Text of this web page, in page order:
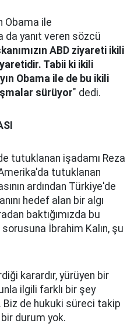
Obama ile
da yanıt veren sözcü
ABD ziyareti ikili
Tabii ki ikili
Obama ile de bu ikili
sürüyor" dedi.
tutuklanan işadamı Reza
tutuklanan
ardından Türkiye'de
hedef alan bir algı
baktığımızda bu
sorusuna İbrahim Kalın, şu
karardır, yürüyen bir
ilgili farklı bir şey
de hukuki süreci takip
durum yok.